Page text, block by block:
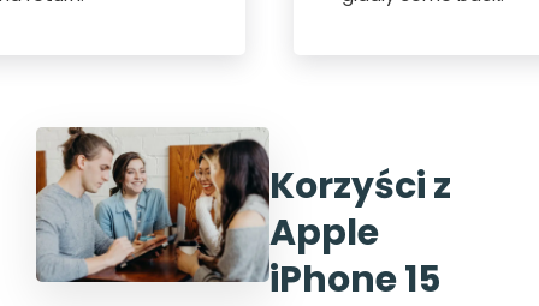
Korzyści z
Apple
iPhone 15